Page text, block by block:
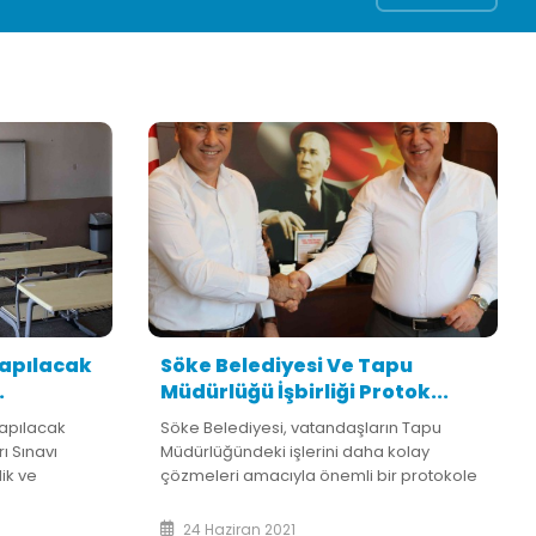
ve
Söke Belediyesi Ve Tapu
Müdürlüğü İşbirliği Protok...
Söke Belediyesi, vatandaşların Tapu
Müdürlüğündeki işlerini daha kolay
çözmeleri amacıyla önemli bir protokole
arasındaki işlem yoğunluğun azaltılması,
24 Haziran 2021